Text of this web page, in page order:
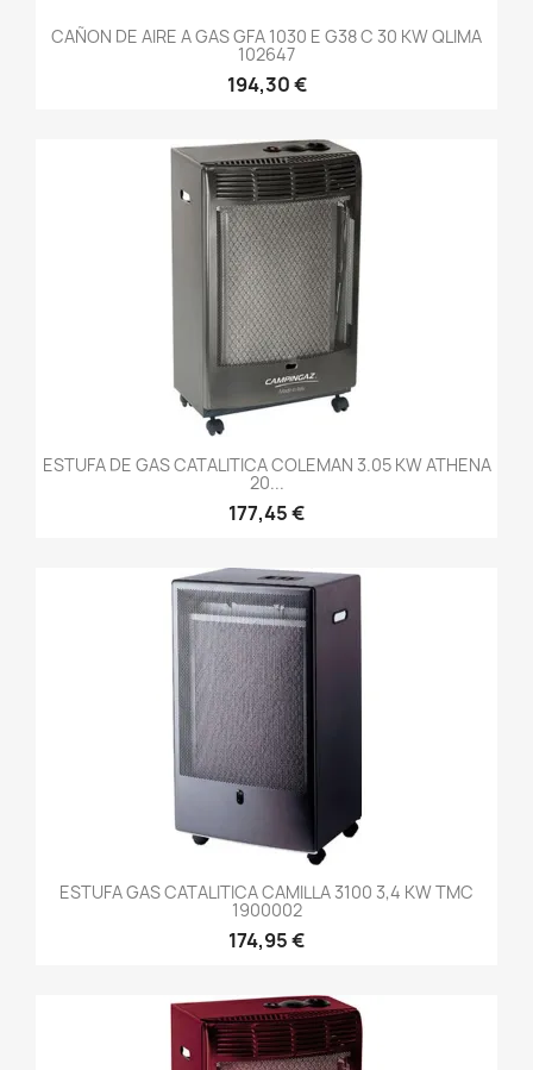
CAÑON DE AIRE A GAS GFA 1030 E G38 C 30 KW QLIMA
102647
194,30 €
ESTUFA DE GAS CATALITICA COLEMAN 3.05 KW ATHENA
20...
177,45 €
ESTUFA GAS CATALITICA CAMILLA 3100 3,4 KW TMC
1900002
174,95 €